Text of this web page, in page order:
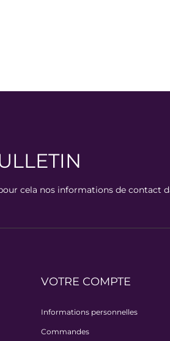
cela nos informations de contact
VOTRE COMPTE
Informations personnelles
Commandes